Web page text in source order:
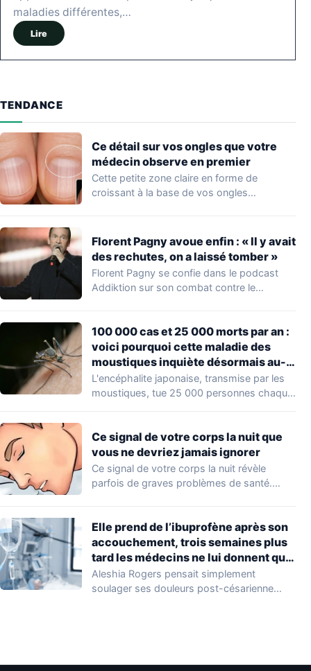
maladies différentes,…
Lire
TENDANCE
Ce détail sur vos ongles que votre
médecin observe en premier
Cette petite zone claire en forme de
croissant à la base de vos ongles…
Florent Pagny avoue enfin : « Il y avait
des rechutes, on a laissé tomber »
Florent Pagny se confie dans le podcast
Addiktion sur son combat contre le
100 000 cas et 25 000 morts par an :
voici pourquoi cette maladie des
moustiques inquiète désormais au-
delà de l’Asie
L'encéphalite japonaise, transmise par les
moustiques, tue 25 000 personnes chaque
Ce signal de votre corps la nuit que
vous ne devriez jamais ignorer
Ce signal de votre corps la nuit révèle
parfois de graves problèmes de santé.…
Elle prend de l’ibuprofène après son
accouchement, trois semaines plus
tard les médecins ne lui donnent que
10% de chances de survie
Aleshia Rogers pensait simplement
soulager ses douleurs post-césarienne